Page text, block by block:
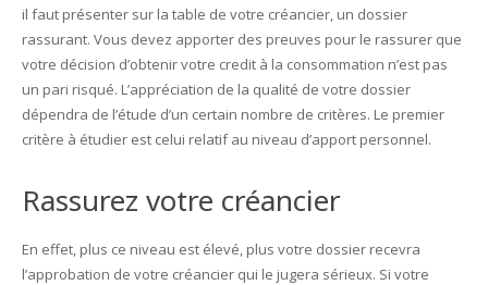
il faut présenter sur la table de votre créancier, un dossier
rassurant. Vous devez apporter des preuves pour le rassurer que
votre décision d’obtenir votre credit à la consommation n’est pas
un pari risqué. L’appréciation de la qualité de votre dossier
dépendra de l’étude d’un certain nombre de critères. Le premier
critère à étudier est celui relatif au niveau d’apport personnel.
Rassurez votre créancier
En effet, plus ce niveau est élevé, plus votre dossier recevra
l’approbation de votre créancier qui le jugera sérieux. Si votre